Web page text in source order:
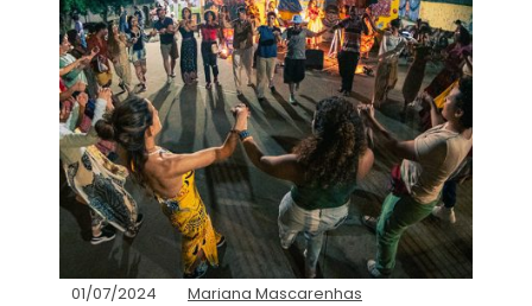
01/07/2024 Mariana Mascarenhas